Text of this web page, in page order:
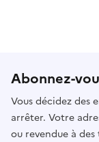
Abonnez-
Vous décidez des
arrêter. Votre
ou revendue à des